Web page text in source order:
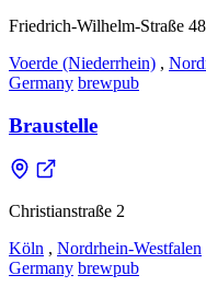
Friedrich-Wilhelm-Straße 48
Voerde (Niederrhein) ,
Germany brewpub
Braustelle
Christianstraße 2
Köln , Nordrhein-Westfalen
Germany brewpub